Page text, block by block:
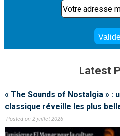
Latest
« The Sounds of Nostalgia » :
classique réveille les plus
Posted on 2 juillet 2026